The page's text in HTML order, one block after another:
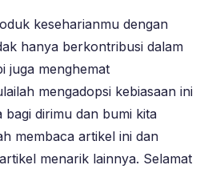
keseharianmu dengan
hanya berkontribusi dalam
juga menghemat
mengadopsi kebiasaan ini
dirimu dan bumi kita
membaca artikel ini dan
menarik lainnya. Selamat